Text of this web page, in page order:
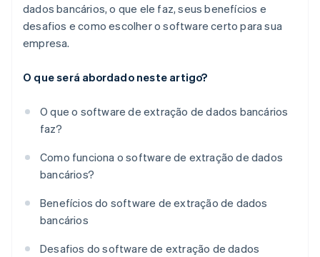
dados bancários, o que ele faz, seus benefícios e
desafios e como escolher o software certo para sua
empresa.
O que será abordado neste artigo?
O que o software de extração de dados bancários
faz?
Como funciona o software de extração de dados
bancários?
Benefícios do software de extração de dados
bancários
Desafios do software de extração de dados